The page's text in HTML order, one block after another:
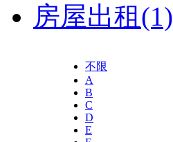
房屋出租(1)
不限
A
B
C
D
E